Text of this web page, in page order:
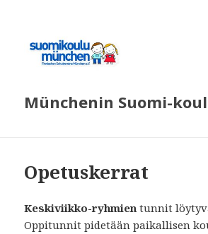
Münchenin Suomi-
Opetuskerrat
Keskiviikko-ryhmien tunnit
Oppitunnit pidetään paikallisen